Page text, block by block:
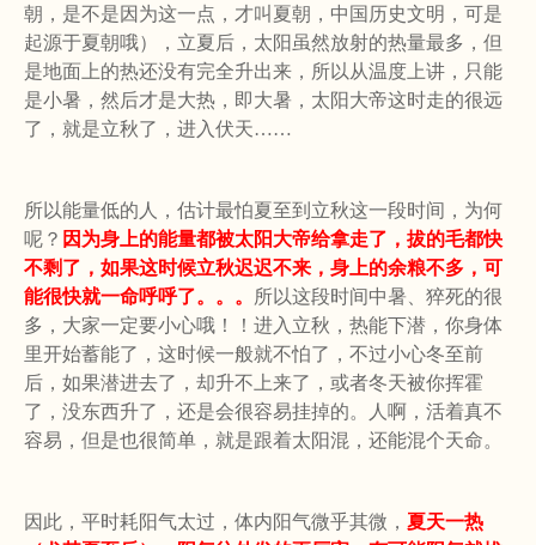
朝，是不是因为这一点，才叫夏朝，中国历史文明，可是
起源于夏朝哦），立夏后，太阳虽然放射的热量最多，但
是地面上的热还没有完全升出来，所以从温度上讲，只能
是小暑，然后才是大热，即大暑，太阳大帝这时走的很远
了，就是立秋了，进入伏天……
所以能量低的人，估计最怕夏至到立秋这一段时间，为何
呢？ 因为身上的能量都被太阳大帝给拿走了，拔的毛都快
不剩了，如果这时候立秋迟迟不来，身上的余粮不多，可
能很快就一命呼呼了。。。
所以这段时间中暑、猝死的很
多，大家一定要小心哦！！进入立秋，热能下潜，你身体
里开始蓄能了，这时候一般就不怕了，不过小心冬至前
后，如果潜进去了，却升不上来了，或者冬天被你挥霍
了，没东西升了，还是会很容易挂掉的。人啊，活着真不
容易，但是也很简单，就是跟着太阳混，还能混个天命。
因此，平时耗阳气太过，体内阳气微乎其微， 夏天一热